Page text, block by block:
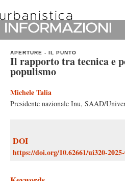
APERTURE - IL PUNTO
Il rapporto tra tecnica e
populismo
Michele Talia
Presidente nazionale Inu, SAAD/
DOI
https://doi.org/10.62661/ui320-